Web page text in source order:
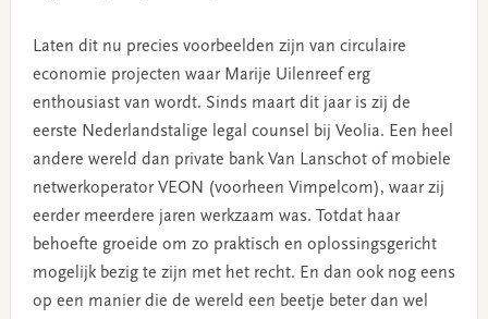
Laten dit nu precies voorbeelden zijn van circulaire
economie projecten waar Marije Uilenreef erg
enthousiast van wordt. Sinds maart dit jaar is zij de
eerste Nederlandstalige legal counsel bij Veolia. Een heel
andere wereld dan private bank Van Lanschot of mobiele
netwerkoperator VEON (voorheen Vimpelcom), waar zij
eerder meerdere jaren werkzaam was. Totdat haar
behoefte groeide om zo praktisch en oplossingsgericht
mogelijk bezig te zijn met het recht. En dan ook nog eens
op een manier die de wereld een beetje beter dan wel